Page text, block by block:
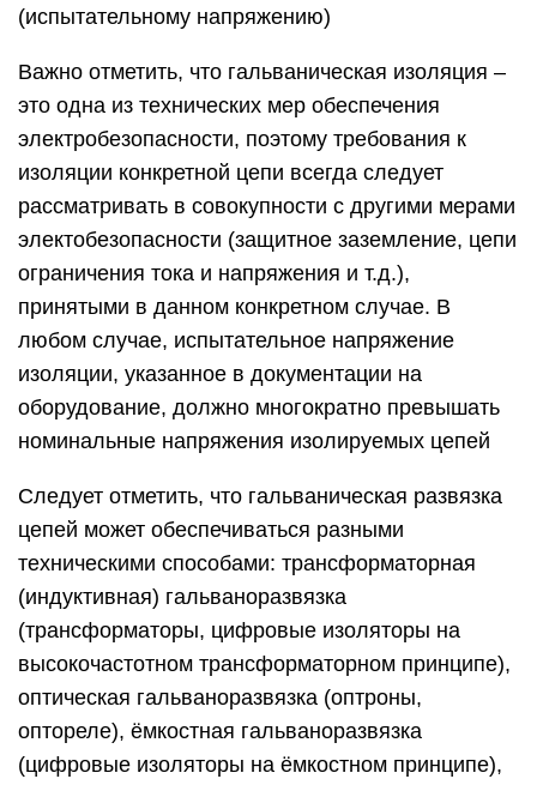
(испытательному напряжению)
Важно отметить, что гальваническая изоляция –
это одна из технических мер обеспечения
электробезопасности, поэтому требования к
изоляции конкретной цепи всегда следует
рассматривать в совокупности с другими мерами
электобезопасности (защитное заземление, цепи
ограничения тока и напряжения и т.д.),
принятыми в данном конкретном случае. В
любом случае, испытательное напряжение
изоляции, указанное в документации на
оборудование, должно многократно превышать
номинальные напряжения изолируемых цепей
Следует отметить, что гальваническая развязка
цепей может обеспечиваться разными
техническими способами: трансформаторная
(индуктивная) гальваноразвязка
(трансформаторы, цифровые изоляторы на
высокочастотном трансформаторном принципе),
оптическая гальваноразвязка (оптроны,
оптореле), ёмкостная гальваноразвязка
(цифровые изоляторы на ёмкостном принципе),